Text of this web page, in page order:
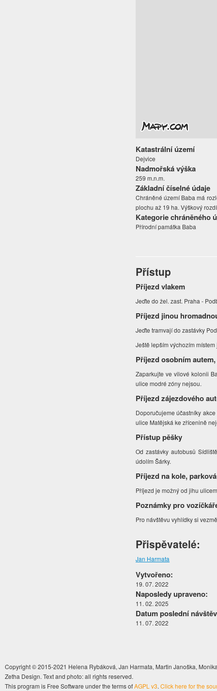
Katastrální území
Dejvice
Nadmořská výška
259 m.n.m.
Základní číselné údaje
Chráněné území Baba má
plochu až 19 ha. Výškový
Kategorie chráněného
Přírodní památka Baba
Přístup
Příjezd vlakem
Jeďte do žel. zast. Praha -
Příjezd jinou
Jeďte tramvají do zastávky
Ještě lepším výchozím
Příjezd osobním
Zaparkujte ve vilové kolonii
ulice modré zóny nejsou.
Příjezd zájezdového
Doporučujeme účastníky
ulice Matějská ke zřícenině
Přístup pěšky
Od zastávky autobusů
údolím Šárky.
Příjezd na kole,
Příjezd je možný od jihu
Poznámky pro
Pro návštěvu vyhlídky si
Přispěvatelé:
Jan Harmata
Vytvořeno:
19. 07. 2022
Naposledy upraveno:
11. 02. 2025
Datum poslední
11. 07. 2022
Copyright © 2015-2021 Helena Rybáková, Jan Harmata, Martin Janoška,
Zetha Design. Text and photo: all rights reserved.
This program is Free Software under the terms ofAGPL v3. Click here for the